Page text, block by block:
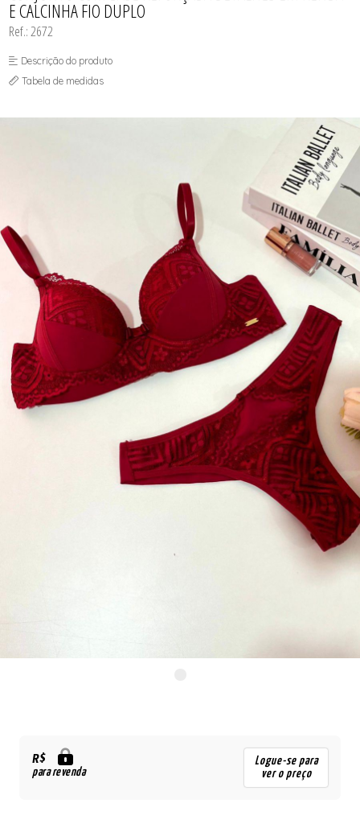
E CALCINHA FIO DUPLO
Ref.: 2672
Descrição do produto
Tabela de medidas
R$
para revenda
Logue-se para
ver o preço